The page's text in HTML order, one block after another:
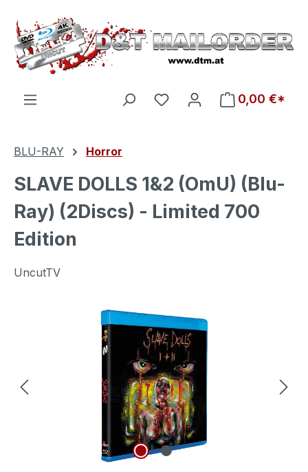
Zum Hauptinhalt springen
Du hast 0 Produkte auf
0,00 €*
BLU-RAY Horror
SLAVE DOLLS 1&2 (OmU) (Blu-
Ray) (2Discs) - Limited 700
Edition
UncutTV
Bildergalerie überspringen